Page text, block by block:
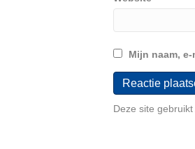
Mijn naam,
Deze site